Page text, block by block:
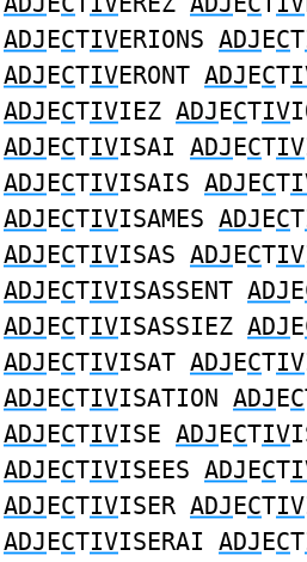
ADJECTIVERIONS ADJECT
ADJECTIVERONT ADJECT
ADJECTIVIEZ ADJECTIV
ADJECTIVISAI ADJECTIV
ADJECTIVISAIS ADJECT
ADJECTIVISAMES ADJECT
ADJECTIVISAS ADJECTIV
ADJECTIVISASSENT ADJE
ADJECTIVISASSIEZ ADJE
ADJECTIVISAT ADJECTIV
ADJECTIVISATION ADJEC
ADJECTIVISE ADJECTIV
ADJECTIVISEES ADJECT
ADJECTIVISER ADJECTIV
ADJECTIVISERAI ADJECT